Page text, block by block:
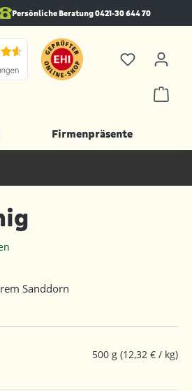
Persönliche Beratung 0421-30 644 70
Firmenpräsente
Sanddorn
500 g (12,32 € / kg)